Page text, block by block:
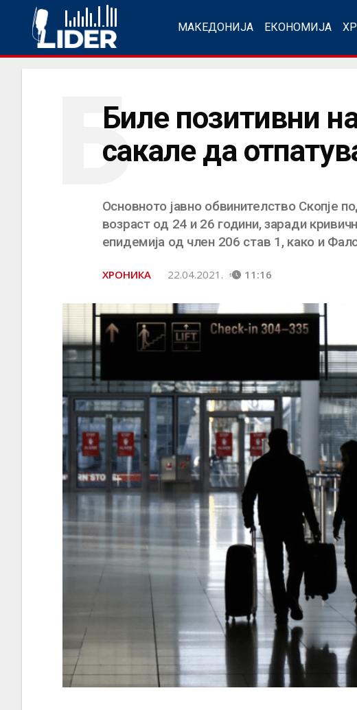
МАКЕДОНИЈА ЕКОНОМИЈА
Биле позитивни
сакале да
Б
Основното јавно обвинителство Скопје
возраст од 24 и 26 години, заради
епидемија од член 206 став 1, како и
ХРОНИКА 22.04.2021. 11:16